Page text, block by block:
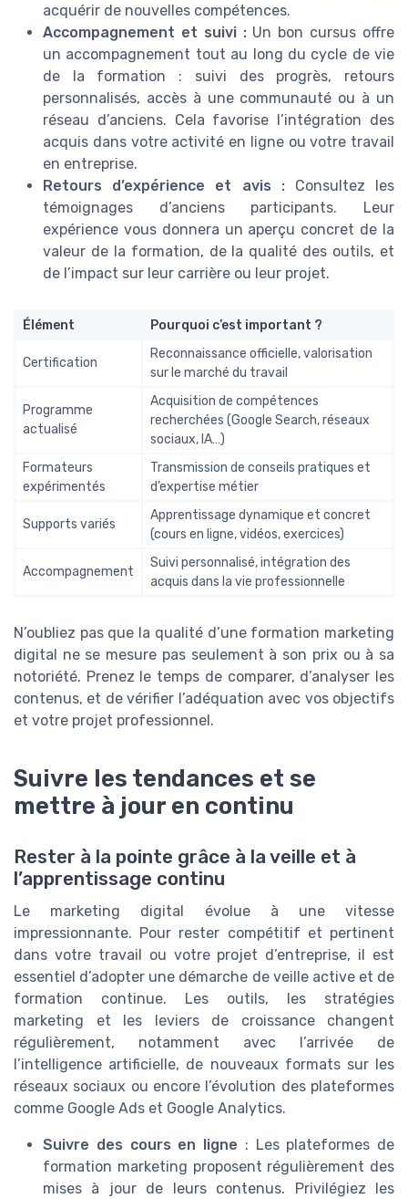
acquérir de nouvelles compétences.
Accompagnement et suivi :Un bon cursus offre
un accompagnement tout au long du cycle de vie
de la formation : suivi des progrès, retours
personnalisés, accès à une communauté ou à un
réseau d’anciens. Cela favorise l’intégration des
acquis dans votre activité en ligne ou votre travail
en entreprise.
Retours d’expérience et avis :Consultez les
témoignages d’anciens participants. Leur
expérience vous donnera un aperçu concret de la
valeur de la formation, de la qualité des outils, et
de l’impact sur leur carrière ou leur projet.
Élément Pourquoi c’est important ?
Certification
Reconnaissance officielle, valorisation
sur le marché du travail
Programme
actualisé
Acquisition de compétences
recherchées (Google Search, réseaux
sociaux, IA…)
Formateurs
expérimentés
Transmission de conseils pratiques et
d’expertise métier
Supports variés
Apprentissage dynamique et concret
(cours en ligne, vidéos, exercices)
Accompagnement
Suivi personnalisé, intégration des
acquis dans la vie professionnelle
N’oubliez pas que la qualité d’une formation marketing
digital ne se mesure pas seulement à son prix ou à sa
notoriété. Prenez le temps de comparer, d’analyser les
contenus, et de vérifier l’adéquation avec vos objectifs
et votre projet professionnel.
Suivre les tendances et se
mettre à jour en continu
Rester à la pointe grâce à la veille et à
l’apprentissage continu
Le marketing digital évolue à une vitesse
impressionnante. Pour rester compétitif et pertinent
dans votre travail ou votre projet d’entreprise, il est
essentiel d’adopter une démarche de veille active et de
formation continue. Les outils, les stratégies
marketing et les leviers de croissance changent
régulièrement, notamment avec l’arrivée de
l’intelligence artificielle, de nouveaux formats sur les
réseaux sociaux ou encore l’évolution des plateformes
comme Google Ads et Google Analytics.
Suivre des cours en ligne : Les plateformes de
formation marketing proposent régulièrement des
mises à jour de leurs contenus. Privilégiez les